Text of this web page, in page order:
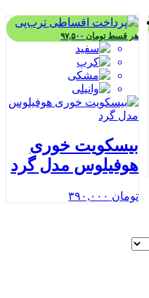
هر قسطتومان
بیسکویت خوری
هوفیلوس مدل گرد
تومان